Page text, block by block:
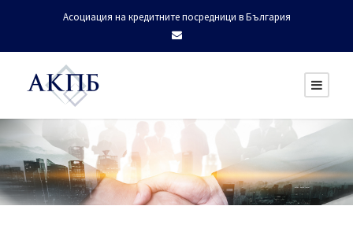
Асоциация на кредитните посредници в България